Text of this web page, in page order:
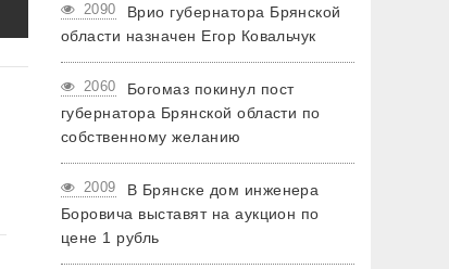
2090
Врио губернатора Брянской
области назначен Егор Ковальчук
2060
Богомаз покинул пост
губернатора Брянской области по
собственному желанию
2009
В Брянске дом инженера
Боровича выставят на аукцион по
цене 1 рубль